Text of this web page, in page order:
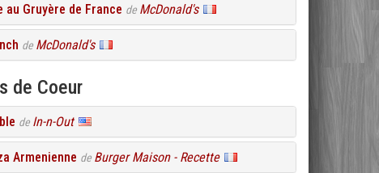
au Gruyère de France de McDonald's
de McDonald's
de Coeur
de In-n-Out
Armenienne de Burger Maison - Recette